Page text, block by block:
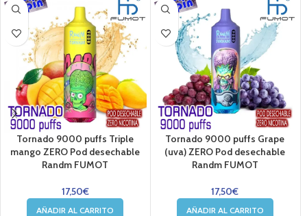
Tornado 9000 puffs Triple
mango ZERO Pod desechable
Randm FUMOT
17,50€
AÑADIR AL CARRITO
Tornado 9000 puffs Grape
(uva) ZERO Pod desechable
Randm FUMOT
17,50€
AÑADIR AL CARRITO